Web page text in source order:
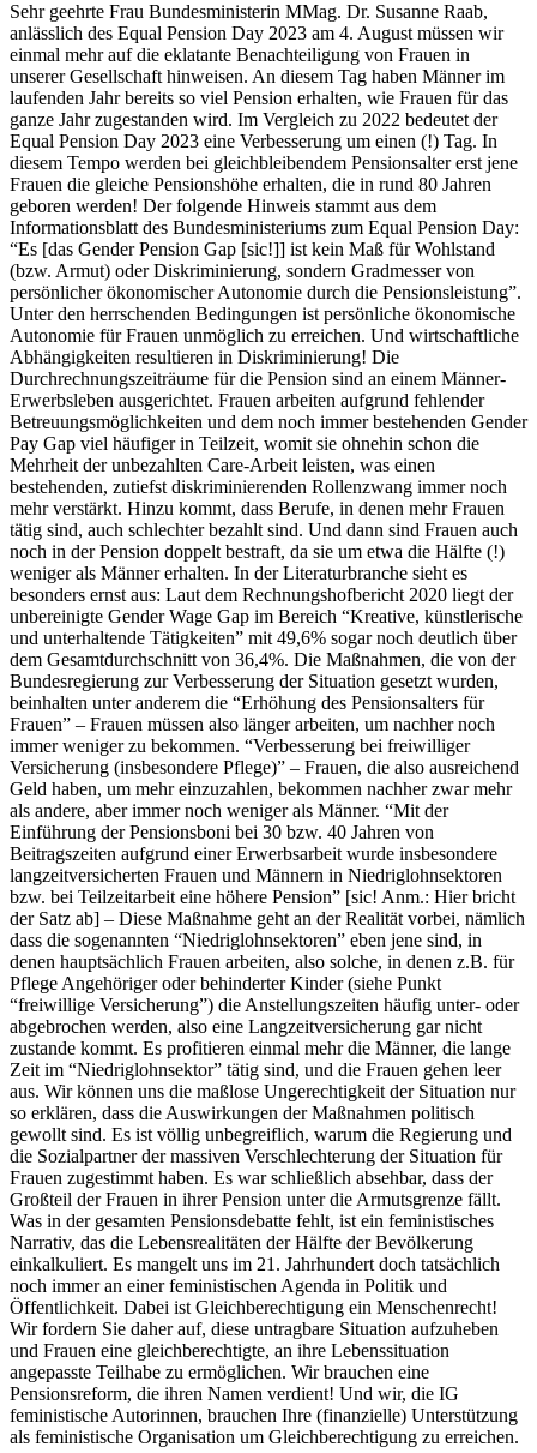
Sehr geehrte Frau Bundesministerin MMag. Dr. Susanne Raab,
anlässlich des Equal Pension Day 2023 am 4. August müssen wir
einmal mehr auf die eklatante Benachteiligung von Frauen in
unserer Gesellschaft hinweisen. An diesem Tag haben Männer im
laufenden Jahr bereits so viel Pension erhalten, wie Frauen für das
ganze Jahr zugestanden wird. Im Vergleich zu 2022 bedeutet der
Equal Pension Day 2023 eine Verbesserung um einen (!) Tag. In
diesem Tempo werden bei gleichbleibendem Pensionsalter erst jene
Frauen die gleiche Pensionshöhe erhalten, die in rund 80 Jahren
geboren werden! Der folgende Hinweis stammt aus dem
Informationsblatt des Bundesministeriums zum Equal Pension Day:
“Es [das Gender Pension Gap [sic!]] ist kein Maß für Wohlstand
(bzw. Armut) oder Diskriminierung, sondern Gradmesser von
persönlicher ökonomischer Autonomie durch die Pensionsleistung”.
Unter den herrschenden Bedingungen ist persönliche ökonomische
Autonomie für Frauen unmöglich zu erreichen. Und wirtschaftliche
Abhängigkeiten resultieren in Diskriminierung! Die
Durchrechnungszeiträume für die Pension sind an einem Männer-
Erwerbsleben ausgerichtet. Frauen arbeiten aufgrund fehlender
Betreuungsmöglichkeiten und dem noch immer bestehenden Gender
Pay Gap viel häufiger in Teilzeit, womit sie ohnehin schon die
Mehrheit der unbezahlten Care-Arbeit leisten, was einen
bestehenden, zutiefst diskriminierenden Rollenzwang immer noch
mehr verstärkt. Hinzu kommt, dass Berufe, in denen mehr Frauen
tätig sind, auch schlechter bezahlt sind. Und dann sind Frauen auch
noch in der Pension doppelt bestraft, da sie um etwa die Hälfte (!)
weniger als Männer erhalten. In der Literaturbranche sieht es
besonders ernst aus: Laut dem Rechnungshofbericht 2020 liegt der
unbereinigte Gender Wage Gap im Bereich “Kreative, künstlerische
und unterhaltende Tätigkeiten” mit 49,6% sogar noch deutlich über
dem Gesamtdurchschnitt von 36,4%. Die Maßnahmen, die von der
Bundesregierung zur Verbesserung der Situation gesetzt wurden,
beinhalten unter anderem die “Erhöhung des Pensionsalters für
Frauen” – Frauen müssen also länger arbeiten, um nachher noch
immer weniger zu bekommen. “Verbesserung bei freiwilliger
Versicherung (insbesondere Pflege)” – Frauen, die also ausreichend
Geld haben, um mehr einzuzahlen, bekommen nachher zwar mehr
als andere, aber immer noch weniger als Männer. “Mit der
Einführung der Pensionsboni bei 30 bzw. 40 Jahren von
Beitragszeiten aufgrund einer Erwerbsarbeit wurde insbesondere
langzeitversicherten Frauen und Männern in Niedriglohnsektoren
bzw. bei Teilzeitarbeit eine höhere Pension” [sic! Anm.: Hier bricht
der Satz ab] – Diese Maßnahme geht an der Realität vorbei, nämlich
dass die sogenannten “Niedriglohnsektoren” eben jene sind, in
denen hauptsächlich Frauen arbeiten, also solche, in denen z.B. für
Pflege Angehöriger oder behinderter Kinder (siehe Punkt
“freiwillige Versicherung”) die Anstellungszeiten häufig unter- oder
abgebrochen werden, also eine Langzeitversicherung gar nicht
zustande kommt. Es profitieren einmal mehr die Männer, die lange
Zeit im “Niedriglohnsektor” tätig sind, und die Frauen gehen leer
aus. Wir können uns die maßlose Ungerechtigkeit der Situation nur
so erklären, dass die Auswirkungen der Maßnahmen politisch
gewollt sind. Es ist völlig unbegreiflich, warum die Regierung und
die Sozialpartner der massiven Verschlechterung der Situation für
Frauen zugestimmt haben. Es war schließlich absehbar, dass der
Großteil der Frauen in ihrer Pension unter die Armutsgrenze fällt.
Was in der gesamten Pensionsdebatte fehlt, ist ein feministisches
Narrativ, das die Lebensrealitäten der Hälfte der Bevölkerung
einkalkuliert. Es mangelt uns im 21. Jahrhundert doch tatsächlich
noch immer an einer feministischen Agenda in Politik und
Öffentlichkeit. Dabei ist Gleichberechtigung ein Menschenrecht!
Wir fordern Sie daher auf, diese untragbare Situation aufzuheben
und Frauen eine gleichberechtigte, an ihre Lebenssituation
angepasste Teilhabe zu ermöglichen. Wir brauchen eine
Pensionsreform, die ihren Namen verdient! Und wir, die IG
feministische Autorinnen, brauchen Ihre (finanzielle) Unterstützung
als feministische Organisation um Gleichberechtigung zu erreichen.